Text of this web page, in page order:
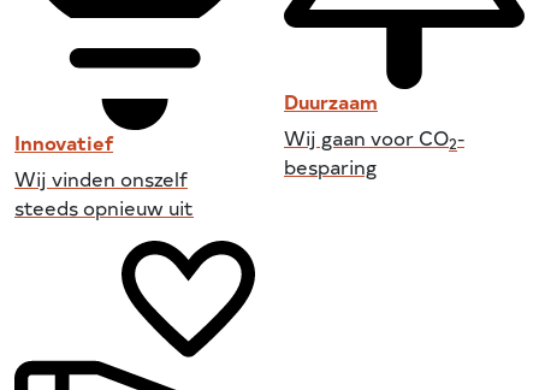
Innovatief
Wij vinden onszelf
steeds opnieuw uit
Duurzaam
Wij gaan voor CO2-
besparing